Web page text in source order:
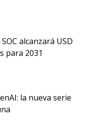
alcanzará USD
para 2031
la nueva serie